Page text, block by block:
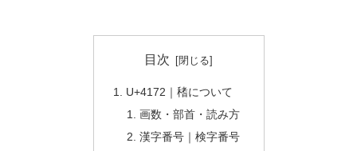
目次
U+4172｜䅲について
画数・部首・読み方
漢字番号｜検字番号